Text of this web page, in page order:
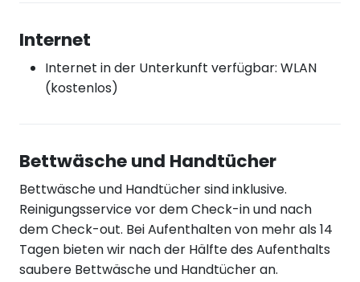
Internet
Internet in der Unterkunft verfügbar: WLAN
(kostenlos)
Bettwäsche und Handtücher
Bettwäsche und Handtücher sind inklusive.
Reinigungsservice vor dem Check-in und nach
dem Check-out. Bei Aufenthalten von mehr als 14
Tagen bieten wir nach der Hälfte des Aufenthalts
saubere Bettwäsche und Handtücher an.